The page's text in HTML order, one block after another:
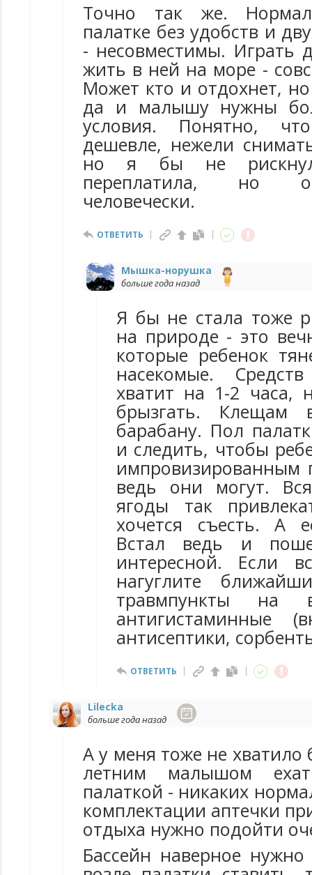
Точно так же.
палатке без удобств и
- несовместимы. Играть
жить в ней на море -
Может кто и отдохнет,
да и малышу нужны
условия. Понятно,
дешевле, нежели
но я бы не
переплатила, но
человечески.
ОТВЕТИТЬ
Мышка-норушка
больше года назад
Я бы не стала тоже
на природе - это
которые ребенок
насекомые.
хватит на 1-2 часа,
брызгать. Клещам
барабану. Пол
и следить, чтобы
импровизированным
ведь они могут.
ягоды так
хочется съесть. А
Встал ведь и
интересной. Если
нагуглите
травмпункты на
антигистаминные
антисептики,
ОТВЕТИТЬ
Lilecka
больше года назад
А у меня тоже не хватило
летним малышом
палаткой - никаких
комплектации аптечки
отдыха нужно подойти
Бассейн наверное